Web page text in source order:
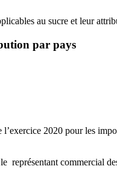
au sucre et leur
par pays
2020 pour les
représentant commercial